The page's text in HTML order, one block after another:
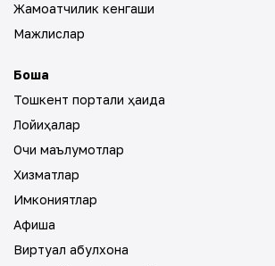
Жамоатчилик кенгаши
Мажлислар
Бошқа
Тошкент портали ҳақида
Лойиҳалар
Очиқ маълумотлар
Хизматлар
Имкониятлар
Афиша
Виртуал қабулхона